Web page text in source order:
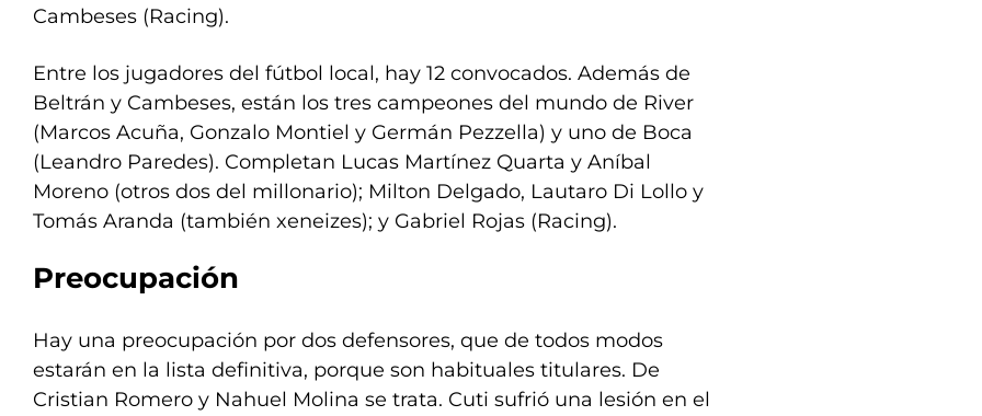
Cambeses (Racing).
Entre los jugadores del fútbol local, hay 12 convocados. Además de
Beltrán y Cambeses, están los tres campeones del mundo de River
(Marcos Acuña, Gonzalo Montiel y Germán Pezzella) y uno de Boca
(Leandro Paredes). Completan Lucas Martínez Quarta y Aníbal
Moreno (otros dos del millonario); Milton Delgado, Lautaro Di Lollo y
Tomás Aranda (también xeneizes); y Gabriel Rojas (Racing).
Preocupación
Hay una preocupación por dos defensores, que de todos modos
estarán en la lista definitiva, porque son habituales titulares. De
Cristian Romero y Nahuel Molina se trata. Cuti sufrió una lesión en el